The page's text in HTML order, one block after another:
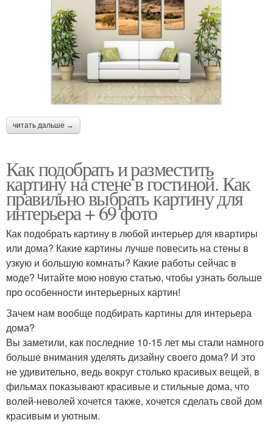
читать дальше →
Как подобрать и разместить
картину на стене в гостиной. Как
правильно выбрать картину для
интерьера + 69 фото
Как подобрать картину в любой интерьер для квартиры
или дома? Какие картины лучше повесить на стены в
узкую и большую комнаты? Какие работы сейчас в
моде? Читайте мою новую статью, чтобы узнать больше
про особенности интерьерных картин!
Зачем нам вообще подбирать картины для интерьера
дома?
Вы заметили, как последние 10-15 лет мы стали намного
больше внимания уделять дизайну своего дома? И это
не удивительно, ведь вокруг столько красивых вещей, в
фильмах показывают красивые и стильные дома, что
волей-неволей хочется также, хочется сделать свой дом
красивым и уютным.